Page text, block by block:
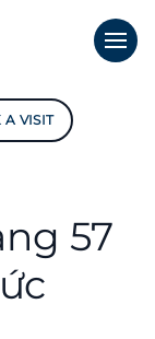
A VISIT
57